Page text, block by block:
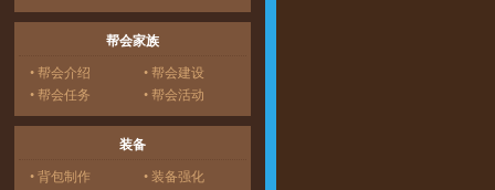
帮会家族
• 帮会介绍
• 帮会建设
• 帮会任务
• 帮会活动
装备
• 背包制作
• 装备强化